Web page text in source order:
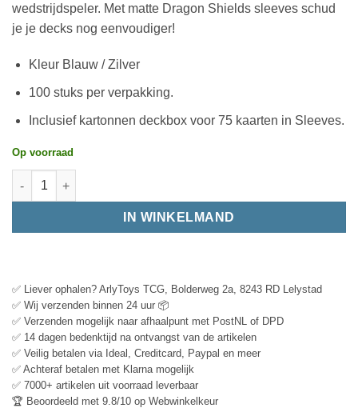
wedstrijdspeler. Met matte Dragon Shields sleeves schud
je je decks nog eenvoudiger!
Kleur Blauw / Zilver
100 stuks per verpakking.
Inclusief kartonnen deckbox voor 75 kaarten in Sleeves.
Op voorraad
IN WINKELMAND
✅ Liever ophalen? ArlyToys TCG, Bolderweg 2a, 8243 RD Lelystad
✅ Wij verzenden binnen 24 uur 📦
✅ Verzenden mogelijk naar afhaalpunt met PostNL of DPD
✅ 14 dagen bedenktijd na ontvangst van de artikelen
✅ Veilig betalen via Ideal, Creditcard, Paypal en meer
✅ Achteraf betalen met Klarna mogelijk
✅ 7000+ artikelen uit voorraad leverbaar
🏆 Beoordeeld met 9.8/10 op Webwinkelkeur